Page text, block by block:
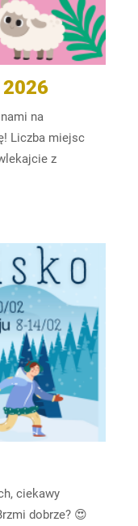
2026
na
Liczba miejsc
z
ciekawy
dobrze? 😍